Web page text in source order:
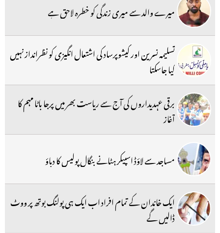
میرے والد سے میری زندگی کو خطرہ لاحق ہے
تسلیمہ نسرین اور کیشوپرساد کی اشتعال انگیزی کو نظرانداز نہیں
کیا جاسکتا
برقی عہدیداروں کی آج سے ریاست بھر میں پرجا باٹا مہم کا
آغاز
مساجد سے لاؤڈ اسپیکر ہٹانے بنگال پولیس کا دباؤ
ایک خاندان کے تمام افراد اب ایک ہی پولنگ بوتھ پر ووٹ
ڈالیں گے